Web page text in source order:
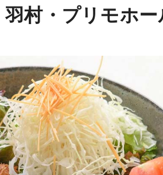
村・プリモホ